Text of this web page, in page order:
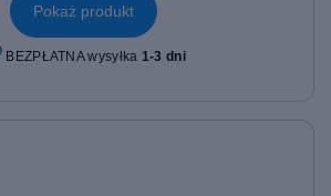
Pokaż produkt
BEZPŁATNA wysyłka 1-3 dni